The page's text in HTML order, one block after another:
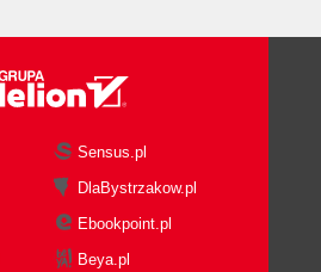
Sensus.pl
DlaBystrzakow.pl
Ebookpoint.pl
Beya.pl